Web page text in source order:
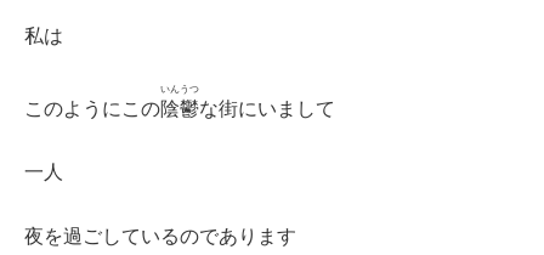
私は
このようにこの陰鬱
いんうつ
な街にいまして
一人
夜を過ごしているのであります